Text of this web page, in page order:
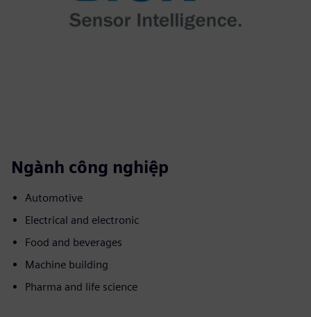
Ngành công nghiệp
Automotive
Electrical and electronic
Food and beverages
Machine building
Pharma and life science